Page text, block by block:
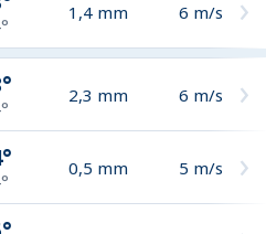
1,4 mm 6 m/s
2,3 mm 6 m/s
0,5 mm 5 m/s